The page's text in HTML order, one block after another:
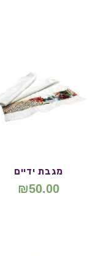
מגבת ידיים
₪50.00